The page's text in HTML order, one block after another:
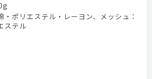
・ポリエステル・レーヨン、メッシュ：
ステル